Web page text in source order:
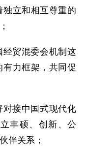
立和相互尊重的
经贸混委会机制这
力框架，共同促
对接中国式现代化
丰硕、创新、公
伴关系；